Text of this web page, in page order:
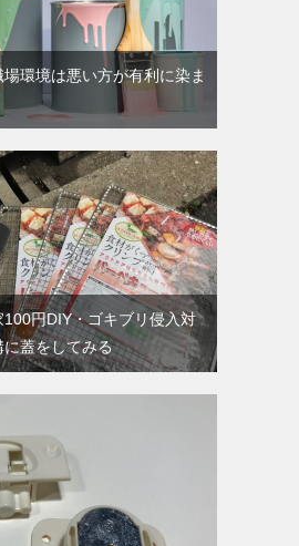
環境は悪い方が有利に染ま
円DIY・ゴキブリ侵入対
蓋をしてみる